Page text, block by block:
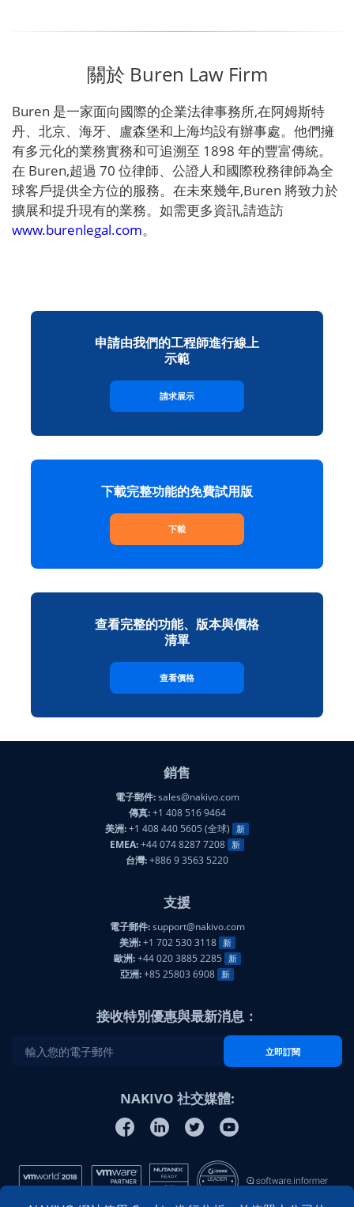
關於 Buren Law Firm
Buren 是一家面向國際的企業法律事務所,在阿姆斯特
丹、北京、海牙、盧森堡和上海均設有辦事處。他們擁
有多元化的業務實務和可追溯至 1898 年的豐富傳統。
在 Buren,超過 70 位律師、公證人和國際稅務律師為全
球客戶提供全方位的服務。在未來幾年,Buren 將致力於
擴展和提升現有的業務。如需更多資訊,請造訪
www.burenlegal.com。
申請由我們的工程師進行線上
示範
請求展示
下載完整功能的免費試用版
下載
查看完整的功能、版本與價格
清單
查看價格
銷售
電子郵件:sales@nakivo.com
傳真:+1 408 516 9464
美洲:+1 408 440 5605 (全球) 新
EMEA:+44 074 8287 7208 新
台灣:+886 9 3563 5220
支援
電子郵件:support@nakivo.com
美洲:+1 702 530 3118 新
歐洲:+44 020 3885 2285 新
亞洲:+85 25803 6908 新
接收特別優惠與最新消息：
立即訂閱
NAKIVO 社交媒體: